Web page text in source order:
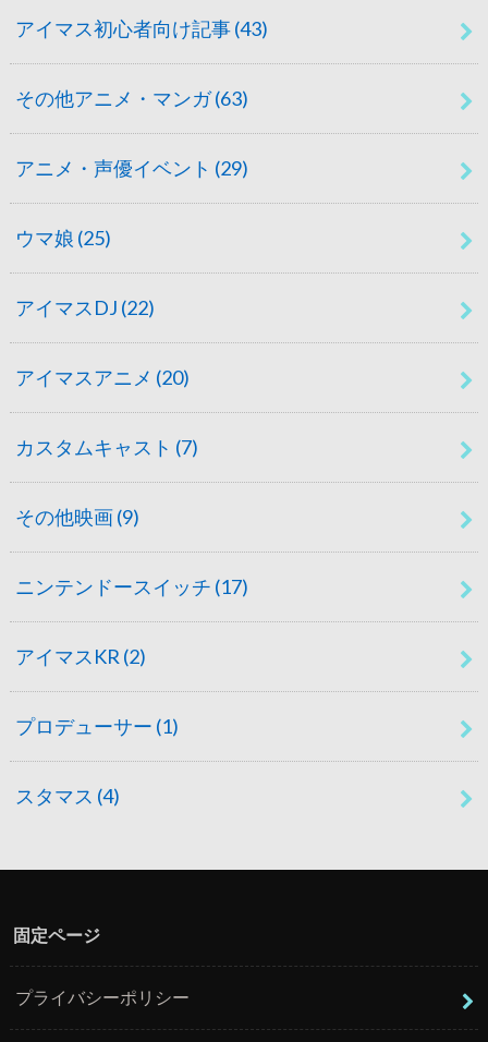
アイマス初心者向け記事(43)
その他アニメ・マンガ(63)
アニメ・声優イベント (29)
ウマ娘 (25)
アイマスDJ (22)
アイマスアニメ (20)
カスタムキャスト (7)
その他映画(9)
ニンテンドースイッチ (17)
アイマスKR (2)
プロデューサー (1)
スタマス (4)
固定ページ
プライバシーポリシー